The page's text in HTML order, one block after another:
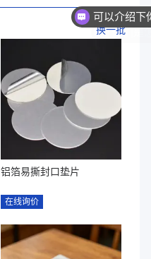
换一批
铝箔易撕封口垫片
在线询价
你们是